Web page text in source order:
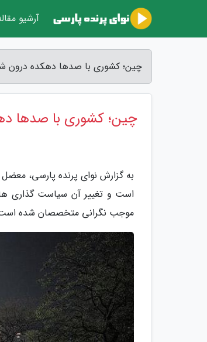
چین؛ کشوری با صدها دهکده درون
چین؛ کشوری با صدها
به گزارش نوای پرنده پارسی،
است و تغییر آن سیاست گذاری
موجب نگرانی متخصصان شده است.
آرشیو